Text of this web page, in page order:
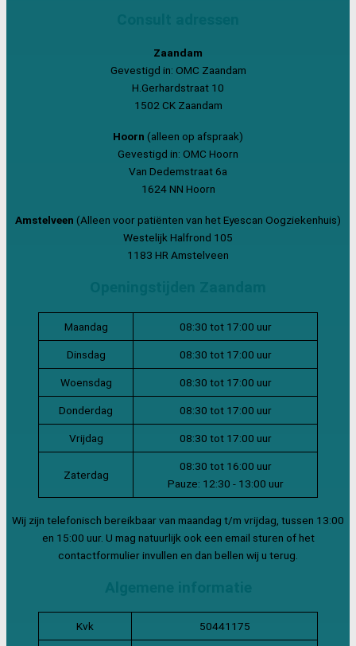
Zaandam
Gevestigd in: OMC Zaandam
H.Gerhardstraat 10
1502 CK Zaandam
Hoorn (alleen op afspraak)
Gevestigd in: OMC Hoorn
Van Dedemstraat 6a
1624 NN Hoorn
Amstelveen (Alleen voor patiënten van het Eyescan Oogziekenhuis)
Westelijk Halfrond 105
1183 HR Amstelveen
Maandag 08:30 tot 17:00 uur
Dinsdag 08:30 tot 17:00 uur
Woensdag 08:30 tot 17:00 uur
Donderdag 08:30 tot 17:00 uur
Vrijdag 08:30 tot 17:00 uur
Zaterdag
08:30 tot 16:00 uur
Pauze: 12:30 - 13:00 uur
Wij zijn telefonisch bereikbaar van maandag t/m vrijdag, tussen 13:00
en 15:00 uur. U mag natuurlijk ook een email sturen of het
contactformulier invullen en dan bellen wij u terug.
Kvk 50441175